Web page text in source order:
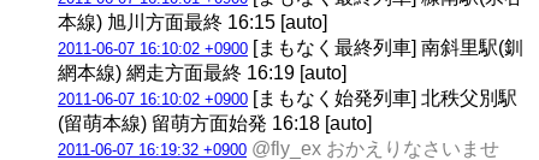
本線) 旭川方面最終 16:15 [auto]
2011-06-07 16:10:02 +0900 [まもなく最終列車] 南斜里駅(釧
網本線) 網走方面最終 16:19 [auto]
2011-06-07 16:10:02 +0900 [まもなく始発列車] 北秩父別駅
(留萌本線) 留萌方面始発 16:18 [auto]
2011-06-07 16:19:32 +0900 @fly_ex おかえりなさいませ